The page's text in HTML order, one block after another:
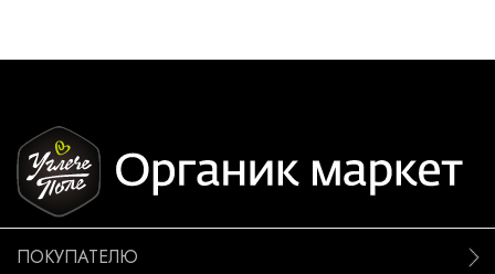
ПОКУПАТЕЛЮ